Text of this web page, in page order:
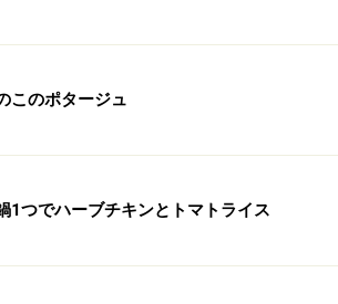
このポタージュ
1つでハーブチキンとトマトライス